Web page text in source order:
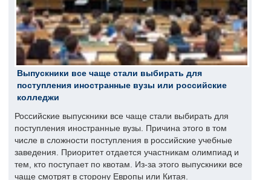
Выпускники все чаще стали выбирать для
поступления иностранные вузы или российские
колледжи
Российские выпускники все чаще стали выбирать для
поступления иностранные вузы. Причина этого в том
числе в сложности поступления в российские учебные
заведения. Приоритет отдается участникам олимпиад и
тем, кто поступает по квотам. Из-за этого выпускники все
чаще смотрят в сторону Европы или Китая.